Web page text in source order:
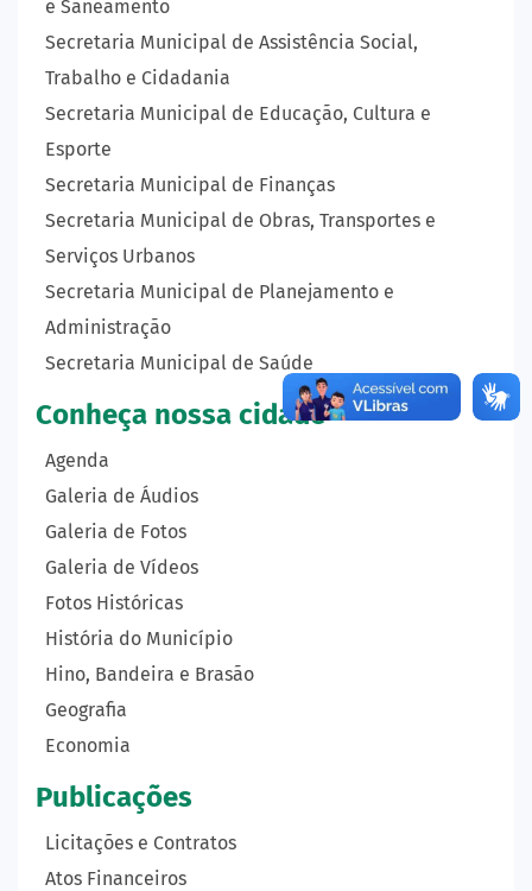
e Saneamento
Secretaria Municipal de Assistência Social,
Trabalho e Cidadania
Secretaria Municipal de Educação, Cultura e
Esporte
Secretaria Municipal de Finanças
Secretaria Municipal de Obras, Transportes e
Serviços Urbanos
Secretaria Municipal de Planejamento e
Administração
Secretaria Municipal de Saúde
Conheça nossa cidade
Agenda
Galeria de Áudios
Galeria de Fotos
Galeria de Vídeos
Fotos Históricas
História do Município
Hino, Bandeira e Brasão
Geografia
Economia
Publicações
Licitações e Contratos
Atos Financeiros